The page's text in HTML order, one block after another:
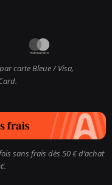
carte Bleue / Visa,
sans frais dès 50 € d’achat